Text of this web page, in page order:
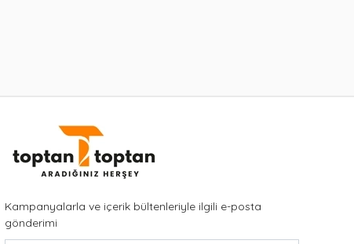
Kampanyalarla ve içerik bültenleriyle ilgili e-posta
gönderimi